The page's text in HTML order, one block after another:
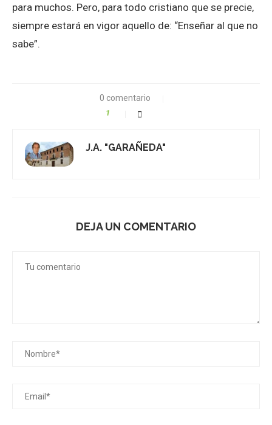
para muchos. Pero, para todo cristiano que se precie,
siempre estará en vigor aquello de: “Enseñar al que no
sabe”.
0 comentario
1
J.A. "GARAÑEDA"
DEJA UN COMENTARIO